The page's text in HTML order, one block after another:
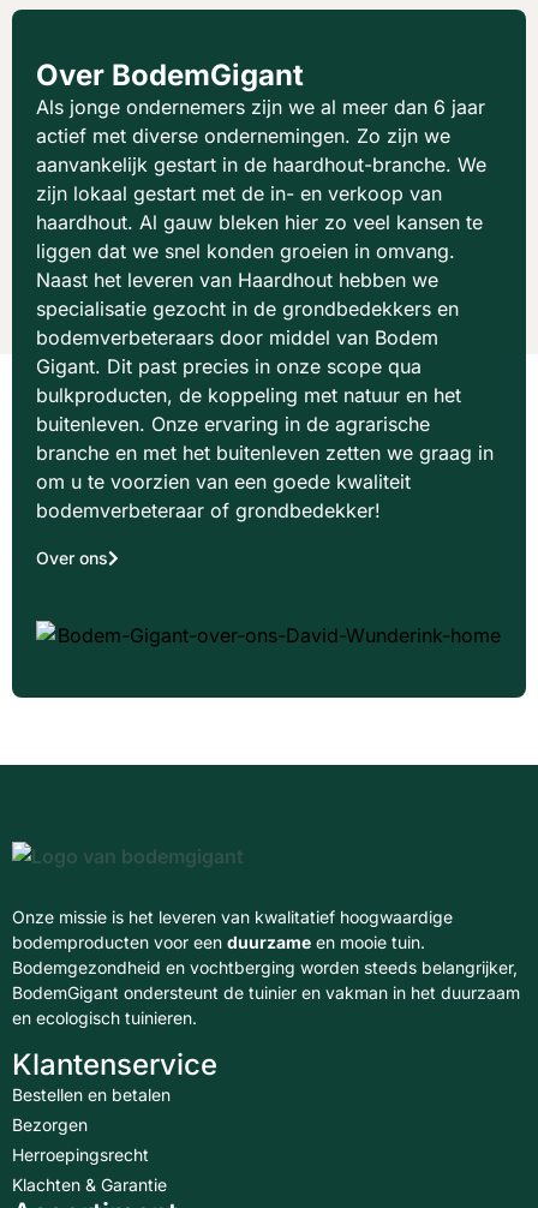
Over BodemGigant
Als jonge ondernemers zijn we al meer dan 6 jaar
actief met diverse ondernemingen. Zo zijn we
aanvankelijk gestart in de haardhout-branche. We
zijn lokaal gestart met de in- en verkoop van
haardhout. Al gauw bleken hier zo veel kansen te
liggen dat we snel konden groeien in omvang.
Naast het leveren van Haardhout hebben we
specialisatie gezocht in de grondbedekkers en
bodemverbeteraars door middel van Bodem
Gigant. Dit past precies in onze scope qua
bulkproducten, de koppeling met natuur en het
buitenleven. Onze ervaring in de agrarische
branche en met het buitenleven zetten we graag in
om u te voorzien van een goede kwaliteit
bodemverbeteraar of grondbedekker!
Over ons
Onze missie is het leveren van kwalitatief hoogwaardige
bodemproducten voor een duurzame en mooie tuin.
Bodemgezondheid en vochtberging worden steeds belangrijker,
BodemGigant ondersteunt de tuinier en vakman in het duurzaam
en ecologisch tuinieren.
Klantenservice
Bestellen en betalen
Bezorgen
Herroepingsrecht
Klachten & Garantie